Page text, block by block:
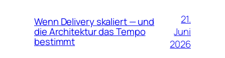
Wenn Delivery skaliert — und
die Architektur das Tempo
bestimmt
21.
Juni
2026